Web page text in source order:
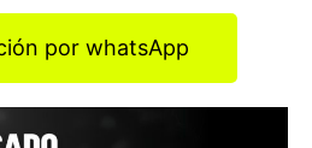
por whatsApp